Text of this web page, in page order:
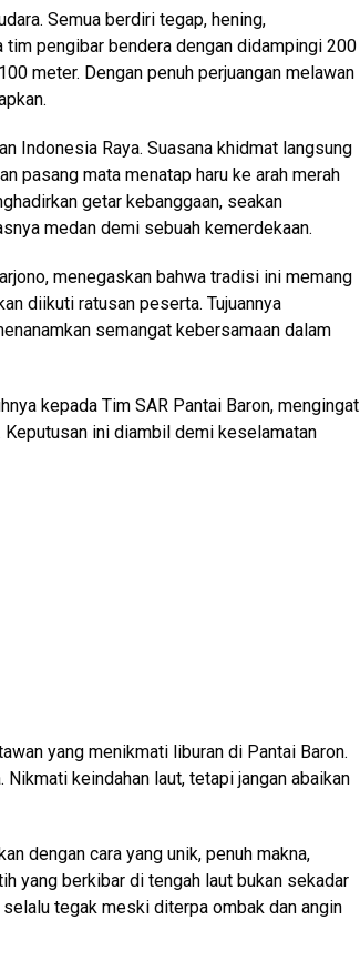
Semua berdiri tegap, hening,
tim pengibar bendera dengan didampingi 200
meter. Dengan penuh perjuangan melawan
Indonesia Raya. Suasana khidmat langsung
pasang mata menatap haru ke arah merah
getar kebanggaan, seakan
medan demi sebuah kemerdekaan.
menegaskan bahwa tradisi ini memang
diikuti ratusan peserta. Tujuannya
semangat kebersamaan dalam
kepada Tim SAR Pantai Baron, mengingat
ini diambil demi keselamatan
yang menikmati liburan di Pantai Baron.
keindahan laut, tetapi jangan abaikan
dengan cara yang unik, penuh makna,
yang berkibar di tengah laut bukan sekadar
tegak meski diterpa ombak dan angin